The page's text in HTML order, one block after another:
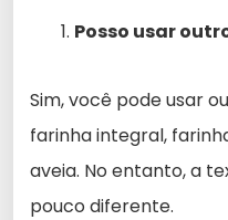
Posso usar
Sim, você pode usar
farinha integral,
aveia. No entanto, a
pouco diferente.